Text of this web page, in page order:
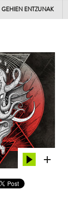
GEHIEN ENTZUNAK